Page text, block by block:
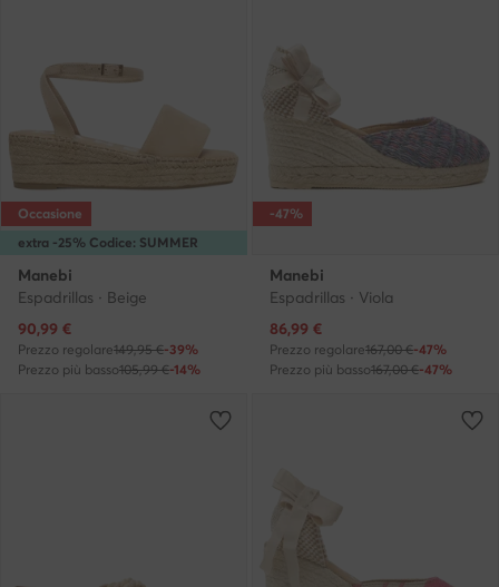
extra -25% Codice: SUMMER
Occasione
Manebi
Espadrillas · Beige
Prezzo attuale
90,99 €
Prezzo regolare149,95 €-39%
Prezzo più basso105,99 €-14%
-47%
Manebi
Espadrillas · Viola
Prezzo attuale
86,99 €
Prezzo regolare167,00 €-47%
Prezzo più basso167,00 €-47%